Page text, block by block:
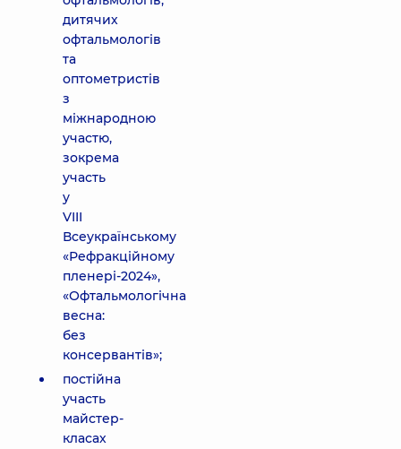
дитячих
офтальмологів
та
оптометристів
з
міжнародною
участю,
зокрема
участь
у
VIII
Всеукраїнському
«Рефракційному
пленері-2024»,
«Офтальмологічна
весна:
без
консервантів»;
постійна
участь
майстер-
класах